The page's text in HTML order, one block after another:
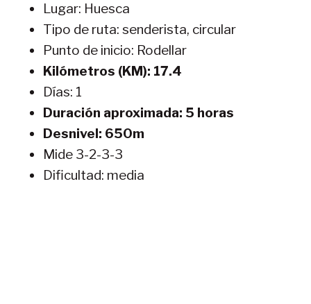
Lugar: Huesca
Tipo de ruta: senderista, circular
Punto de inicio: Rodellar
Kilómetros (KM): 17.4
Días: 1
Duración aproximada: 5 horas
Desnivel: 650m
Mide 3-2-3-3
Dificultad: media